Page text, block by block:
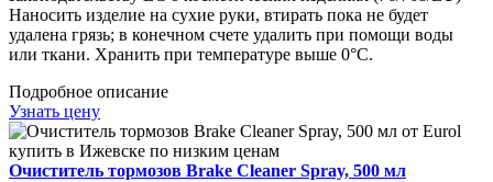
Наносить изделие на сухие руки, втирать пока не будет
удалена грязь; в конечном счете удалить при помощи воды
или ткани. Хранить при температуре выше 0°C.
Подробное описание
Узнать цену
Очиститель тормозов Brake Cleaner Spray, 500 мл